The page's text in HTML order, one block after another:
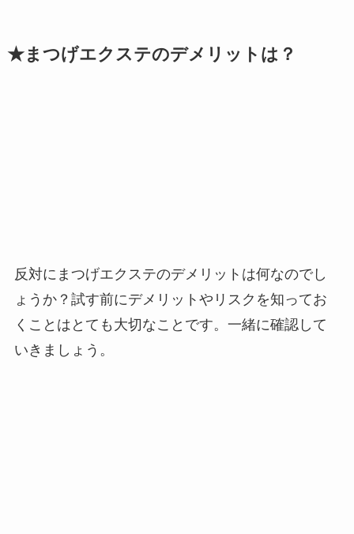
★まつげエクステのデメリットは？
反対にまつげエクステのデメリットは何なのでし
ょうか？試す前にデメリットやリスクを知ってお
くことはとても大切なことです。一緒に確認して
いきましょう。